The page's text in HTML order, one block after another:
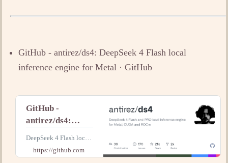
ロードか
ーザーの同意なしにひ
話題となっている
GitHub - antirez/ds4: DeepSeek 4 Flash local
inference engine for Metal · GitHub
GitHub -
antirez/ds4:
local inference
engine for Metal
DeepSeek 4 Flash local
inference engine for Me
tal. Contribute to antire
https://github.com